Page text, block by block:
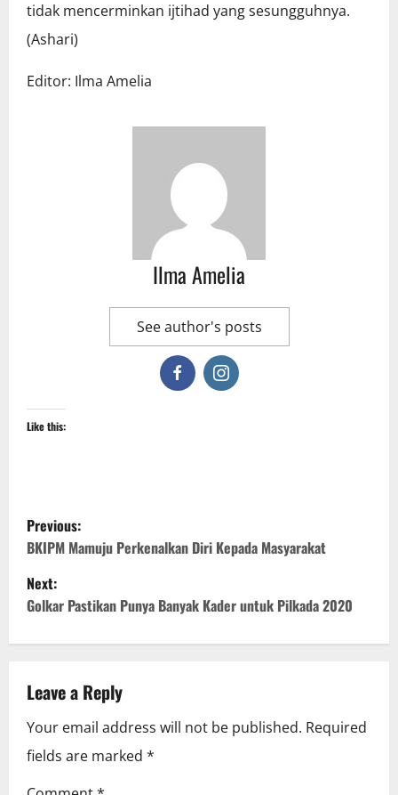
tidak mencerminkan ijtihad yang sesungguhnya.
(Ashari)
Editor: Ilma Amelia
Ilma Amelia
See author's posts
Like this:
P
o
s
a
v
i
Previous:
BKIPM Mamuju Perkenalkan Diri Kepada Masyarakat
Next:
Golkar Pastikan Punya Banyak Kader untuk Pilkada 2020
Leave a Reply
Your email address will not be published. Required
fields are marked *